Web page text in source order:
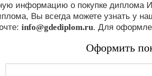
информацию о покупке диплома
Вы всегда можете узнать у
info@gdediplom.ru. Для
Оформить